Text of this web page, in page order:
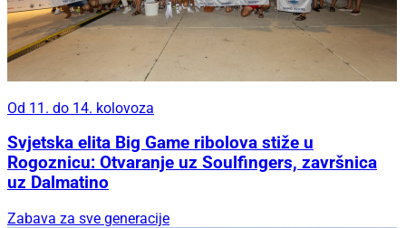
Od 11. do 14. kolovoza
Svjetska elita Big Game ribolova stiže u
Rogoznicu: Otvaranje uz Soulfingers, završnica
uz Dalmatino
Zabava za sve generacije